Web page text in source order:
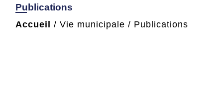
Publications
Accueil / Vie municipale / Publications